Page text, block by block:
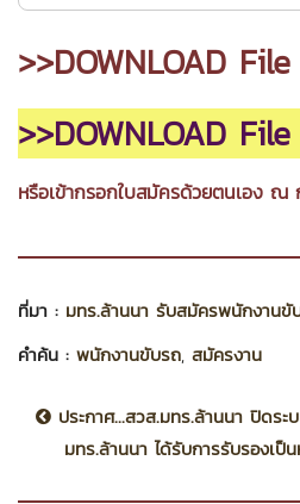
>>DOWNLOAD
>>DOWNLOAD File
หรือเข้ากรอกใบสมัครด้วยตนเอง ณ
ที่มา : มทร.ล้านนา รับสมัครพนักงาน
คำค้น : พนักงานขับรถ, สมัครงาน
ประกาศ...สวส.มทร.ล้านนา ปิดระ
มทร.ล้านนา ได้รับการรับรองเป็